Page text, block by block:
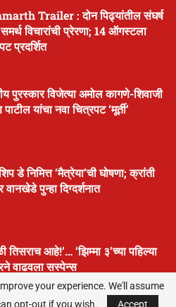
Trailer : दोन पिढ्यांतील संघर्ष
विचारांची प्रेरणा; 14 ऑगस्टला
प्रदर्शित
पुरस्कार विजेत्या अमोल कागणे-शिवाजी
यांचा नवा चित्रपट ‘मूर्ती’
डे निमित्त ‘मैत्रेया’ची घोषणा; क्रांती
पुन्हा दिग्दर्शनात
तिसराच आहे!’… ‘झिम्मा ३’च्या पहिल्या
वाढवला सस्पेन्स
your experience. We'll assume
opt-out if you wish.
Accept